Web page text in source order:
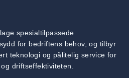
spesialtilpassede
for bedriftens behov, og tilbyr
teknologi og pålitelig service for
driftseffektiviteten.